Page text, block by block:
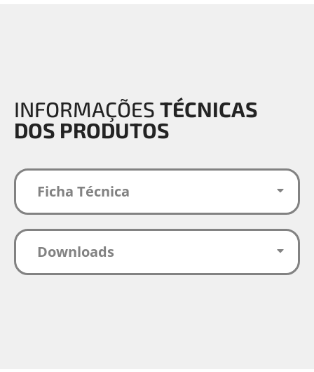
INFORMAÇÕES TÉCNICAS
DOS PRODUTOS
Ficha Técnica
Downloads